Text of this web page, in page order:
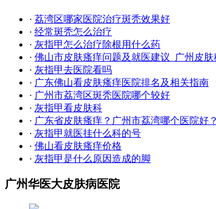
· 荔湾区哪家医院治疗斑秃效果好
· 经常斑秃怎么治疗
· 灰指甲怎么治疗除根用什么药
· 佛山市皮肤瘙痒问题及就医建议_广州皮肤
· 灰指甲去医院看吗
· 广东佛山看皮肤瘙痒医院排名及相关指南
· 广州市荔湾区斑秃医院哪个较好
· 灰指甲看皮肤科
· 广东省皮肤瘙痒？广州市荔湾哪个医院好？
· 灰指甲就医挂什么科的号
· 佛山看皮肤瘙痒价格
· 灰指甲是什么原因造成的脚
广州华医大皮肤病医院